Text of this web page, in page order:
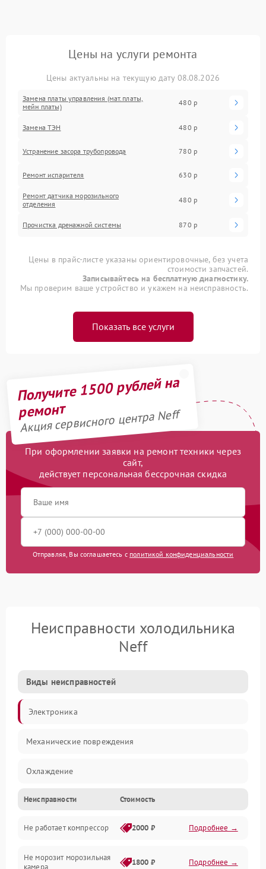
Цены на услуги ремонта
Цены актуальны на текущую дату 08.08.2026
Замена платы управления (мат.платы,
мейн платы)
480 р
Замена ТЭН 480 р
Устранение засора трубопровода 780 р
Ремонт испарителя 630 р
Ремонт датчика морозильного
отделения
480 р
Прочистка дренажной системы 870 р
Цены в прайс-листе указаны ориентировочные, без учета
стоимости запчастей.
Записывайтесь на бесплатную диагностику.
Мы проверим ваше устройство и укажем на неисправность.
Показать все услуги
Получите 1500 рублей на
ремонт
Акция сервисного центра Neff
При оформлении заявки на ремонт техники через
сайт,
действует персональная бессрочная скидка
Отправляя, Вы соглашаетесь с политикой конфиденциальности
Неисправности холодильника
Neff
Виды неисправностей
Электроника
Механические повреждения
Охлаждение
Механика
Электропитание
Дренаж
Неисправности Стоимость
Не работает компрессор 2000 ₽ Подробнее →
Не морозит морозильная
камера
1800 ₽ Подробнее →